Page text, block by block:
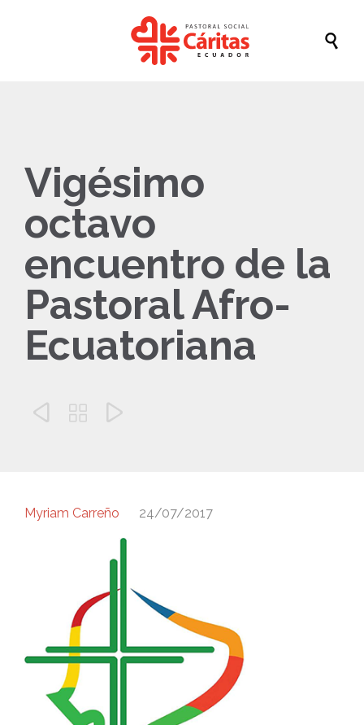

Vigésimo
octavo
encuentro de la
Pastoral Afro-
Ecuatoriana
  
Myriam Carreño 24/07/2017